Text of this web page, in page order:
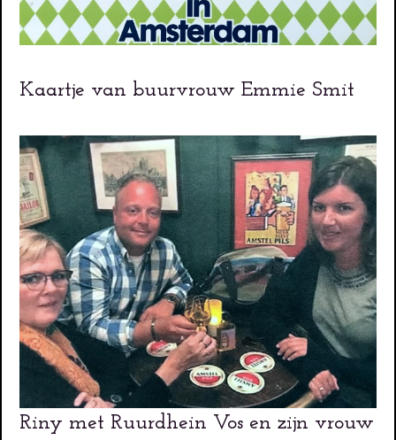
Kaartje van buurvrouw Emmie Smit
Riny met Ruurdhein Vos en zijn vrouw